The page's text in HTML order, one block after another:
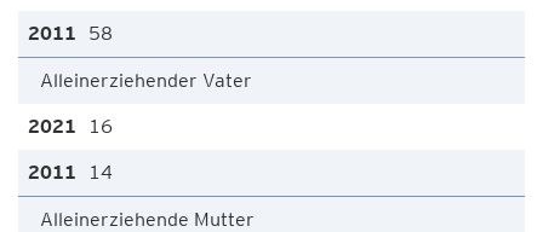
58
Alleinerziehender Vater
16
14
Alleinerziehende Mutter